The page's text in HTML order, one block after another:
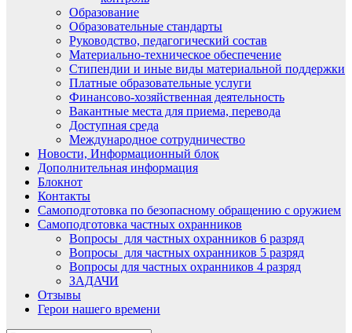
Образование
Образовательные стандарты
Руководство, педагогический состав
Материально-техническое обеспечение
Стипендии и иные виды материальной поддержки
Платные образовательные услуги
Финансово-хозяйственная деятельность
Вакантные места для приема, перевода
Доступная среда
Международное сотрудничество
Новости, Информационный блок
Дополнительная информация
Блокнот
Контакты
Самоподготовка по безопасному обращению с оружием
Самоподготовка частных охранников
Вопросы для частных охранников 6 разряд
Вопросы для частных охранников 5 разряд
Вопросы для частных охранников 4 разряд
ЗАДАЧИ
Отзывы
Герои нашего времени